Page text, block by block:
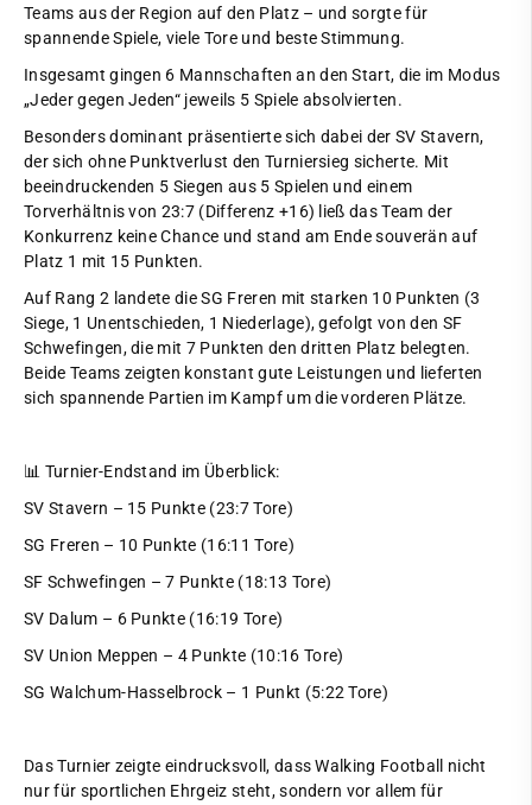
Teams aus der Region auf den Platz – und sorgte für
spannende Spiele, viele Tore und beste Stimmung.
Insgesamt gingen 6 Mannschaften an den Start, die im Modus
„Jeder gegen Jeden“ jeweils 5 Spiele absolvierten.
Besonders dominant präsentierte sich dabei der SV Stavern,
der sich ohne Punktverlust den Turniersieg sicherte. Mit
beeindruckenden 5 Siegen aus 5 Spielen und einem
Torverhältnis von 23:7 (Differenz +16) ließ das Team der
Konkurrenz keine Chance und stand am Ende souverän auf
Platz 1 mit 15 Punkten.
Auf Rang 2 landete die SG Freren mit starken 10 Punkten (3
Siege, 1 Unentschieden, 1 Niederlage), gefolgt von den SF
Schwefingen, die mit 7 Punkten den dritten Platz belegten.
Beide Teams zeigten konstant gute Leistungen und lieferten
sich spannende Partien im Kampf um die vorderen Plätze.
📊 Turnier-Endstand im Überblick:
SV Stavern – 15 Punkte (23:7 Tore)
SG Freren – 10 Punkte (16:11 Tore)
SF Schwefingen – 7 Punkte (18:13 Tore)
SV Dalum – 6 Punkte (16:19 Tore)
SV Union Meppen – 4 Punkte (10:16 Tore)
SG Walchum-Hasselbrock – 1 Punkt (5:22 Tore)
Das Turnier zeigte eindrucksvoll, dass Walking Football nicht
nur für sportlichen Ehrgeiz steht, sondern vor allem für